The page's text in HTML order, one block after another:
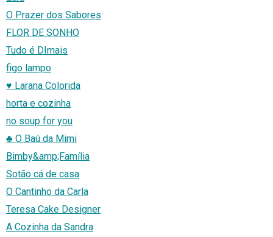
O Prazer dos Sabores
FLOR DE SONHO
Tudo é DImais
figo lampo
♥ Larana Colorida
horta e cozinha
no soup for you
♣ O Baú da Mimi
Bimby&amp;Família
Sotão cá de casa
O Cantinho da Carla
Teresa Cake Designer
A Cozinha da Sandra